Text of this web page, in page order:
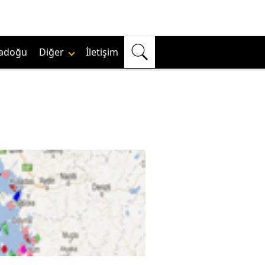
Diğer İletişim